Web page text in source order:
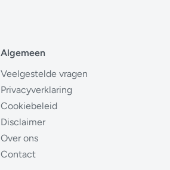
Algemeen
Veelgestelde vragen
Privacyverklaring
Cookiebeleid
Disclaimer
Over ons
Contact